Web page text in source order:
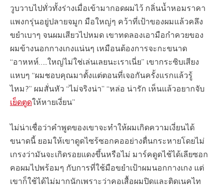
วูบวาบไปทั่วทั้งร่างเมื่อเข้ามากอดผมไว้ กลิ่นน้ำหอมราคา
แพงกรุ่นอยู่ปลายจมูก มือใหญ่ๆ คว้าที่เป้าของผมแล้วคลึง
ขยำเบาๆ จนผมเสียวไปหมด เขาทดลองเอามือกำควยของ
ผมข้างนอกกางเกงแน่นๆ เหมือนต้องการจะกะขนาด
“อาหหห์…..ใหญ่ไม่ใช่เล่นเลยนะเราเนี่ย” เขากระซิบเสียง
แหบๆ “ผมชอบคุณมาตั้งแต่ตอนที่เจอกันครั้งแรกแล้วรู้
ไหม?” ผมสั่นหัว “ไม่จริงน่า” “หล่อ น่ารัก เห็นแล้วอยากจับ
เย็ดตูดให้หายเงี่ยน”
ไม่น่าเชื่อว่าคำพูดของเขาจะทำให้ผมเกิดความเงี่ยนได้
ขนาดนี้ ยอมให้เขาดูดไซร้ซอกคออย่างตื่นกระหายโดยไม่
เกรงว่ามันจะเกิดรอยแดงขึ้นหรือไม่ มาร์คดูดไช้ได้เลียซอก
คอผมไปพร้อมๆ กับการที่ใช้มือขยำเป้าผมนอกกางเกง แต่
เขาก็ใช้ได้ไม่มากนักเพราะว่าคอเสื้อผมปิดและติดเนคไท